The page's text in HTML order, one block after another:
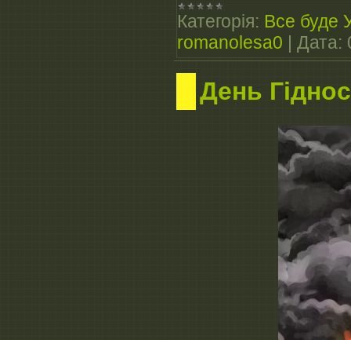
Категорія: Все буде
romanolesa0 | Дата:
День